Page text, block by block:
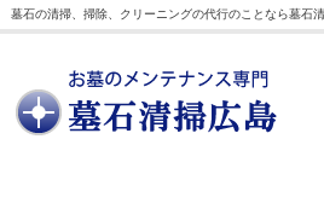
墓石の清掃、掃除、クリーニングの代行のことなら墓石